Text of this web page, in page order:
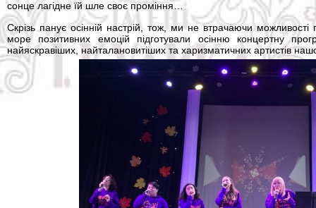
сонце лагідне їй шле своє проміння…
Скрізь панує осінній настрій, тож, ми не втрачаючи
море позитивних емоцій підготували осінню концертну
найяскравіших, найталановитіших та харизматичних артистів